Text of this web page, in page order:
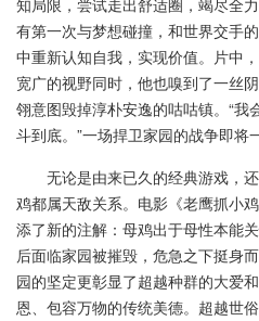
知局限，尝试走出舒适圈，竭尽全
有第一次与梦想碰撞，和世界交手
中重新认知自我，实现价值。片中
宽广的视野同时，他也嗅到了一丝
翎意图毁掉淳朴安逸的咕咕镇。“
斗到底。”一场捍卫家园的战争即将
无论是由来已久的经典游戏，还
鸡都属天敌关系。电影《老鹰抓小
添了新的注解：母鸡出于母性本能
后面临家园被摧毁，危急之下挺身
园的坚定更彰显了超越种群的大爱
恩、包容万物的传统美德。超越世